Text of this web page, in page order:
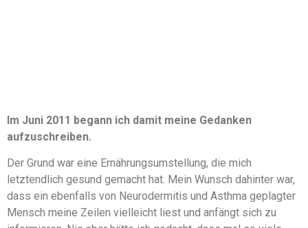
Im Juni 2011 begann ich damit meine Gedanken
aufzuschreiben.
Der Grund war eine Ernährungsumstellung, die mich
letztendlich gesund gemacht hat. Mein Wunsch dahinter war,
dass ein ebenfalls von Neurodermitis und Asthma geplagter
Mensch meine Zeilen vielleicht liest und anfängt sich zu